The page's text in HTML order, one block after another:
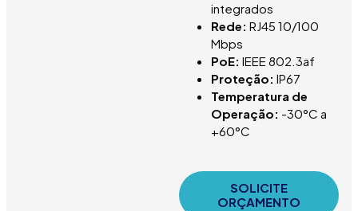
integrados
Rede: RJ45 10/100
Mbps
PoE: IEEE 802.3af
Proteção: IP67
Temperatura de
Operação: -30°C a
+60°C
SOLICITE
ORÇAMENTO